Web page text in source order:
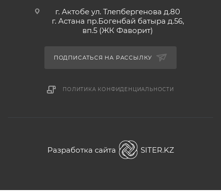
г. Актобе ул. Тлепбергенова д.80
г. Астана пр.Богенбай батыра д.56,
вп.5 (ЖК Фаворит)
ПОДПИСАТЬСЯ НА РАССЫЛКУ
ПОЛИТИКА КОНФИДЕНЦИАЛЬНОСТИ
Разработка сайта SITER.KZ